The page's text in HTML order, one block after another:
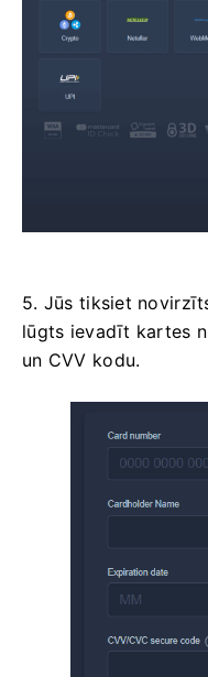
5. Jūs tiksiet
lūgts ievadīt kartes
un CVV kodu.